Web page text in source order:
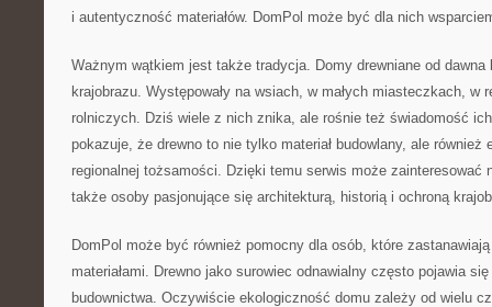
i autentyczność materiałów. DomPol może być dla nich
Ważnym wątkiem jest także tradycja. Domy drewniane od dawna
krajobrazu. Występowały na wsiach, w małych miasteczkach, w
rolniczych. Dziś wiele z nich znika, ale rośnie też świadomość
pokazuje, że drewno to nie tylko materiał budowlany, ale
regionalnej tożsamości. Dzięki temu serwis może zainteresować
także osoby pasjonujące się architekturą, historią i ochroną
DomPol może być również pomocny dla osób, które
materiałami. Drewno jako surowiec odnawialny często pojawia
budownictwa. Oczywiście ekologiczność domu zależy od wielu